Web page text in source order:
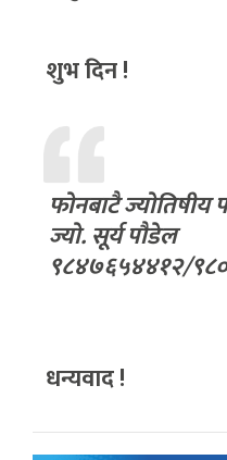
शुभ दिन !
फोनबाटै ज्योतिषीय
ज्यो. सूर्य पौडेल
९८४७६५४४१२/
धन्यवाद !